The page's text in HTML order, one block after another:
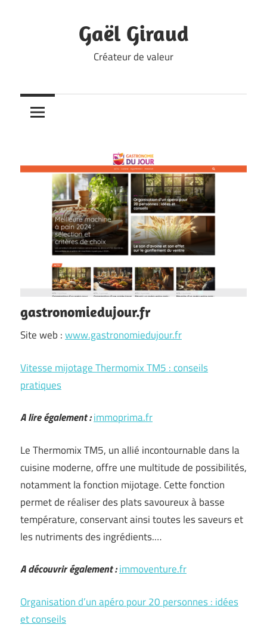
Gaël Giraud
Créateur de valeur
gastronomiedujour.fr
Site web :www.gastronomiedujour.fr
Vitesse mijotage Thermomix TM5 : conseils
pratiques
A lire également :immoprima.fr
Le Thermomix TM5, un allié incontournable dans la
cuisine moderne, offre une multitude de possibilités,
notamment la fonction mijotage. Cette fonction
permet de réaliser des plats savoureux à basse
température, conservant ainsi toutes les saveurs et
les nutriments des ingrédients.…
A découvrir également :immoventure.fr
Organisation d’un apéro pour 20 personnes : idées
et conseils